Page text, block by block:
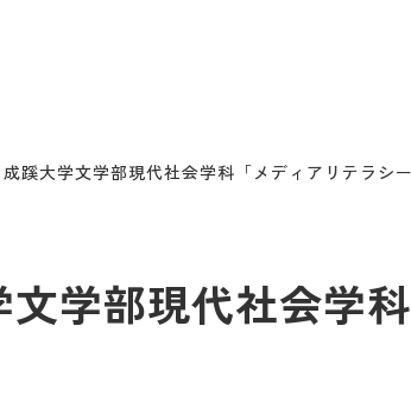
蹊大学文学部現代社会学科「メディアリテラシ
学部現代社会学